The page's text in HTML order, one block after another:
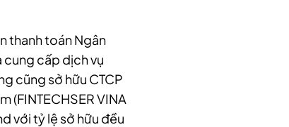
thanh toán Ngân
cung cấp dịch vụ
cũng sở hữu CTCP
(FINTECHSER VINA
với tỷ lệ sở hữu đều